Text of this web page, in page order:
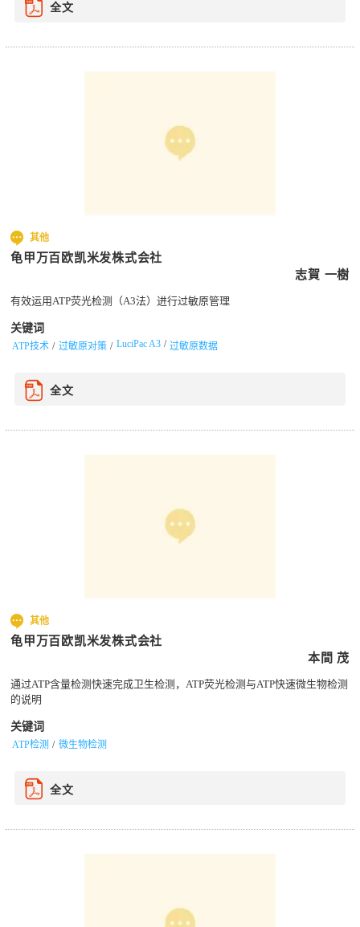
全文
其他
龟甲万百欧凯米发株式会社
志賀 一樹
有效运用ATP荧光检测（A3法）进行过敏原管理
关键词
ATP技术 过敏原对策 LuciPac A3 过敏原数据
全文
其他
龟甲万百欧凯米发株式会社
本間 茂
通过ATP含量检测快速完成卫生检测，ATP荧光检测与ATP快速微生物检测
的说明
关键词
ATP检测 微生物检测
全文